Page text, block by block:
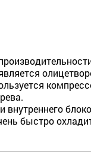
внутреннего
быстро